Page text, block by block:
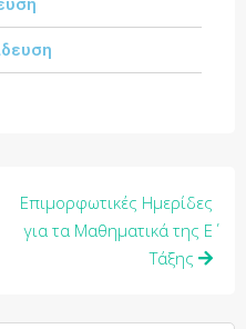
Επιμορφωτικές Ημερίδες
για τα Μαθηματικά της Ε΄
Τάξης